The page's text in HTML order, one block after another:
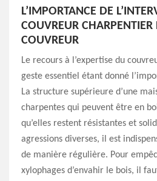
L’IMPORTANCE DE
COUVREUR CHARPENTIER
COUVREUR
Le recours à l’expertise du
geste essentiel étant donné
La structure supérieure d’une
charpentes qui peuvent être en
qu’elles restent résistantes et
agressions diverses, il est
de manière régulière. Pour
xylophages d’envahir le bois, il